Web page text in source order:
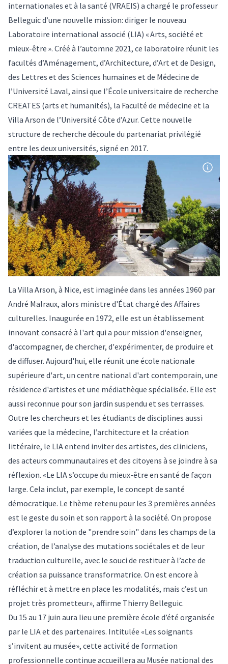
internationales et à la santé (VRAEIS) a chargé le professeur
Belleguic d’une nouvelle mission: diriger le nouveau
Laboratoire international associé (LIA) « Arts, société et
mieux-être ». Créé à l’automne 2021, ce laboratoire réunit les
facultés d’Aménagement, d’Architecture, d’Art et de Design,
des Lettres et des Sciences humaines et de Médecine de
l’Université Laval, ainsi que l’École universitaire de recherche
CREATES (arts et humanités), la Faculté de médecine et la
Villa Arson de l’Université Côte d’Azur. Cette nouvelle
structure de recherche découle du partenariat privilégié
entre les deux universités, signé en 2017.
La Villa Arson, à Nice, est imaginée dans les années 1960 par
André Malraux, alors ministre d'État chargé des Affaires
culturelles. Inaugurée en 1972, elle est un établissement
innovant consacré à l'art qui a pour mission d'enseigner,
d'accompagner, de chercher, d'expérimenter, de produire et
de diffuser. Aujourd'hui, elle réunit une école nationale
supérieure d'art, un centre national d'art contemporain, une
résidence d'artistes et une médiathèque spécialisée. Elle est
aussi reconnue pour son jardin suspendu et ses terrasses.
Outre les chercheurs et les étudiants de disciplines aussi
variées que la médecine, l’architecture et la création
littéraire, le LIA entend inviter des artistes, des cliniciens,
des acteurs communautaires et des citoyens à se joindre à sa
réflexion. «Le LIA s’occupe du mieux-être en santé de façon
large. Cela inclut, par exemple, le concept de santé
démocratique. Le thème retenu pour les 3 premières années
est le geste du soin et son rapport à la société. On propose
d’explorer la notion de "prendre soin" dans les champs de la
création, de l’analyse des mutations sociétales et de leur
traduction culturelle, avec le souci de restituer à l’acte de
création sa puissance transformatrice. On est encore à
réfléchir et à mettre en place les modalités, mais c’est un
projet très prometteur», affirme Thierry Belleguic.
Du 15 au 17 juin aura lieu une première école d’été organisée
par le LIA et des partenaires. Intitulée «Les soignants
s’invitent au musée», cette activité de formation
professionnelle continue accueillera au Musée national des